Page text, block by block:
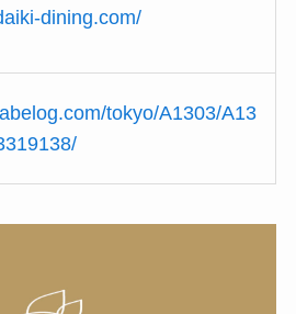
dining.com/
tokyo/A1303/A13